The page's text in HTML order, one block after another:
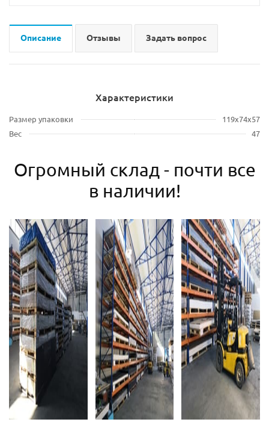
Описание Отзывы Задать вопрос
Характеристики
Размер упаковки
119x74x57
Вес
47
Огромный склад - почти все
в наличии!